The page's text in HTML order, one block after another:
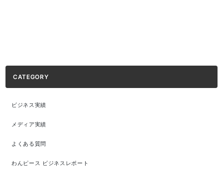
CATEGORY
ビジネス実績
メディア実績
よくある質問
わんピース ビジネスレポート